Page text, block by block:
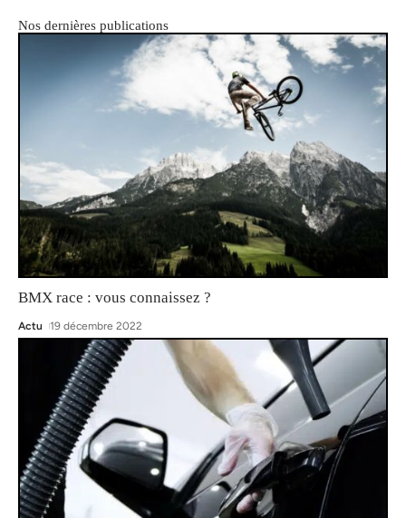
Nos dernières publications
BMX race : vous connaissez ?
Actu 19 décembre 2022